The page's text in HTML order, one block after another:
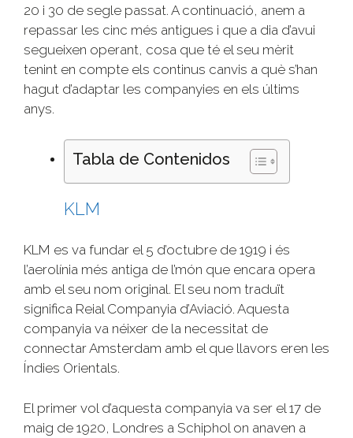
20 i 30 de segle passat. A continuació, anem a
repassar les cinc més antigues i que a dia d’avui
segueixen operant, cosa que té el seu mèrit
tenint en compte els continus canvis a què s’han
hagut d’adaptar les companyies en els últims
anys.
Tabla de Contenidos
KLM
KLM es va fundar el 5 d’octubre de 1919 i és
l’aerolínia més antiga de l’món que encara opera
amb el seu nom original. El seu nom traduït
significa Reial Companyia d’Aviació. Aquesta
companyia va néixer de la necessitat de
connectar Amsterdam amb el que llavors eren les
Índies Orientals.
El primer vol d’aquesta companyia va ser el 17 de
maig de 1920, Londres a Schiphol on anaven a